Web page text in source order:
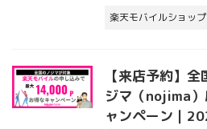
楽天モバイルショップ
【来店予約】
ジマ（nojima
ャンペーン｜